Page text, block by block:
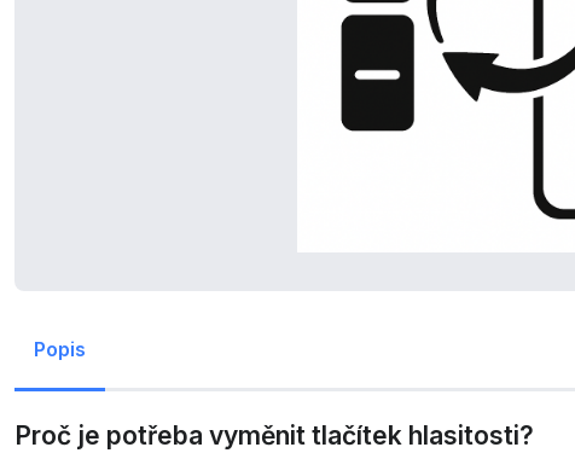
Popis
Proč je potřeba vyměnit tlačítek hlasitosti?